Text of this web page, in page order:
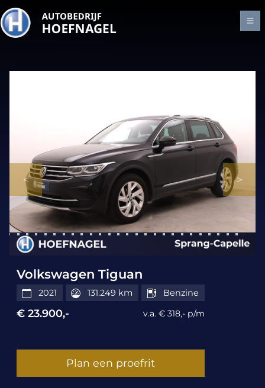
Volkswagen Tiguan
2021 131.249 km Benzine
€ 23.900,- v.a. € 318,- p/m
Plan een proefrit